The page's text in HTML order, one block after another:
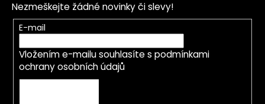
Nezmeškejte žádné novinky či slevy!
E-mail
Vložením e-mailu souhlasíte s podmínkami
ochrany osobních údajů